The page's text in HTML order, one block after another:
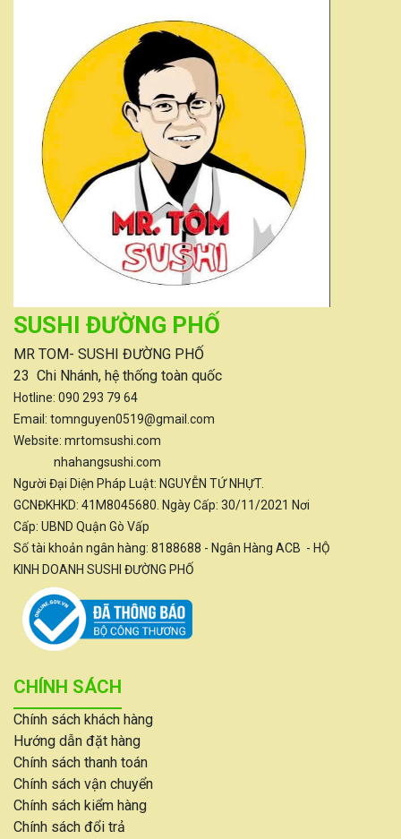
SUSHI ĐƯỜNG PHỐ
MR TOM- SUSHI ĐƯỜNG PHỐ
23 Chi Nhánh, hệ thống toàn quốc
Hotline: 090 293 79 64
Email: tomnguyen0519@gmail.com
Website: mrtomsushi.com
nhahangsushi.com
Người Đại Diện Pháp Luật: NGUYỄN TỨ NHỰT.
GCNĐKHKD: 41M8045680. Ngày Cấp: 30/11/2021 Nơi
Cấp: UBND Quận Gò Vấp
Số tài khoản ngân hàng: 8188688 - Ngân Hàng ACB - HỘ
KINH DOANH SUSHI ĐƯỜNG PHỐ
CHÍNH SÁCH
Chính sách khách hàng
Hướng dẫn đặt hàng
Chính sách thanh toán
Chính sách vận chuyển
Chính sách kiểm hàng
Chính sách đổi trả